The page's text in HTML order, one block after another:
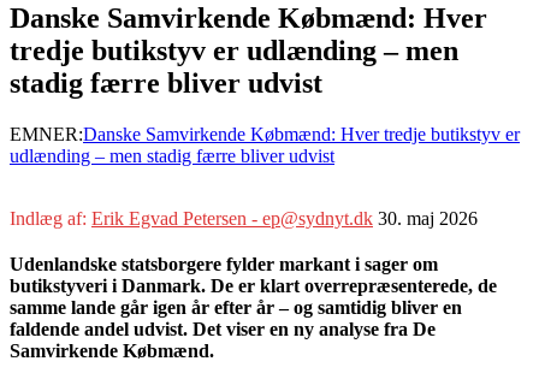
Danske Samvirkende Købmænd: Hver
tredje butikstyv er udlænding – men
stadig færre bliver udvist
EMNER:Danske Samvirkende Købmænd: Hver tredje butikstyv er
udlænding – men stadig færre bliver udvist
Indlæg af: Erik Egvad Petersen - ep@sydnyt.dk 30. maj 2026
Udenlandske statsborgere fylder markant i sager om
butikstyveri i Danmark. De er klart overrepræsenterede, de
samme lande går igen år efter år – og samtidig bliver en
faldende andel udvist. Det viser en ny analyse fra De
Samvirkende Købmænd.